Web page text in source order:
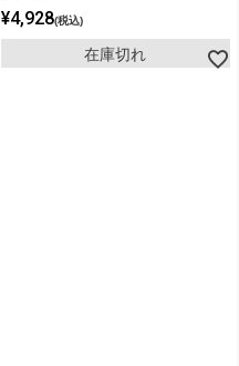
¥4,928 税込
在庫切れ